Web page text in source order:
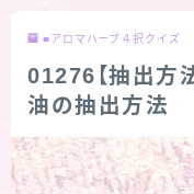
お問い合わせ
サイトマップ
■アロマハーブ４択クイズ
01276【抽出方法
油の抽出方法